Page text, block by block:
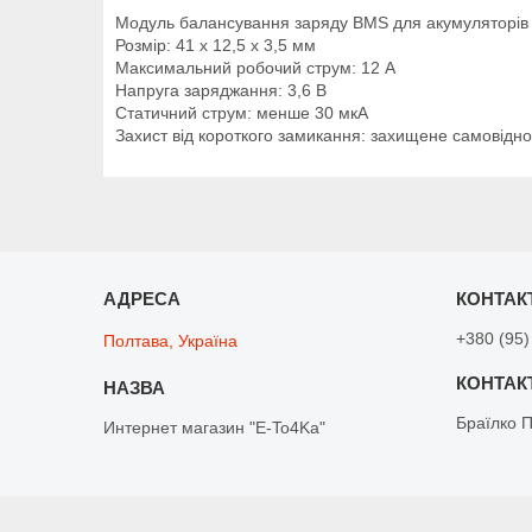
Модуль балансування заряду BMS для
Розмір: 41 х 12,5 х 3,5 мм
Максимальний робочий струм: 12 А
Напруга заряджання: 3,6 В
Статичний струм: менше 30 мкА
Захист від короткого замикання: захищене
Полтава, Україна
Интернет магазин "E-To4Ka"
+380
Браїлко